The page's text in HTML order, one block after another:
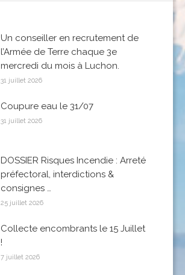
Un conseiller en recrutement de
l’Armée de Terre chaque 3e
mercredi du mois à Luchon.
31 juillet 2026
Coupure eau le 31/07
31 juillet 2026
DOSSIER Risques Incendie : Arreté
préfectoral, interdictions &
consignes …
25 juillet 2026
Collecte encombrants le 15 Juillet
!
7 juillet 2026